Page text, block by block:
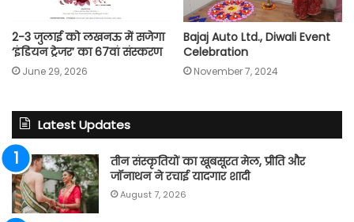
2-3 जुलाई को लखनऊ में सजेगा
‘इंडियन ट्रेजर’ का 67वां संस्करण
June 29, 2026
Bajaj Auto Ltd., Diwali Event
Celebration
November 7, 2024
Latest Updates
तीन संस्कृतियों का खूबसूरत मेल, प्रीति और
जॉनाथन ने रचाई यादगार शादी
August 7, 2026